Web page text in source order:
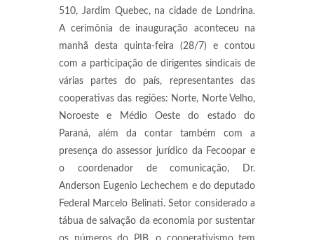
510, Jardim Quebec, na cidade de Londrina.
A cerimônia de inauguração aconteceu na
manhã desta quinta-feira (28/7) e contou
com a participação de dirigentes sindicais de
várias partes do país, representantes das
cooperativas das regiões: Norte, Norte Velho,
Noroeste e Médio Oeste do estado do
Paraná, além da contar também com a
presença do assessor jurídico da Fecoopar e
o coordenador de comunicação, Dr.
Anderson Eugenio Lechechem e do deputado
Federal Marcelo Belinati.Setor considerado a
tábua de salvação da economia por sustentar